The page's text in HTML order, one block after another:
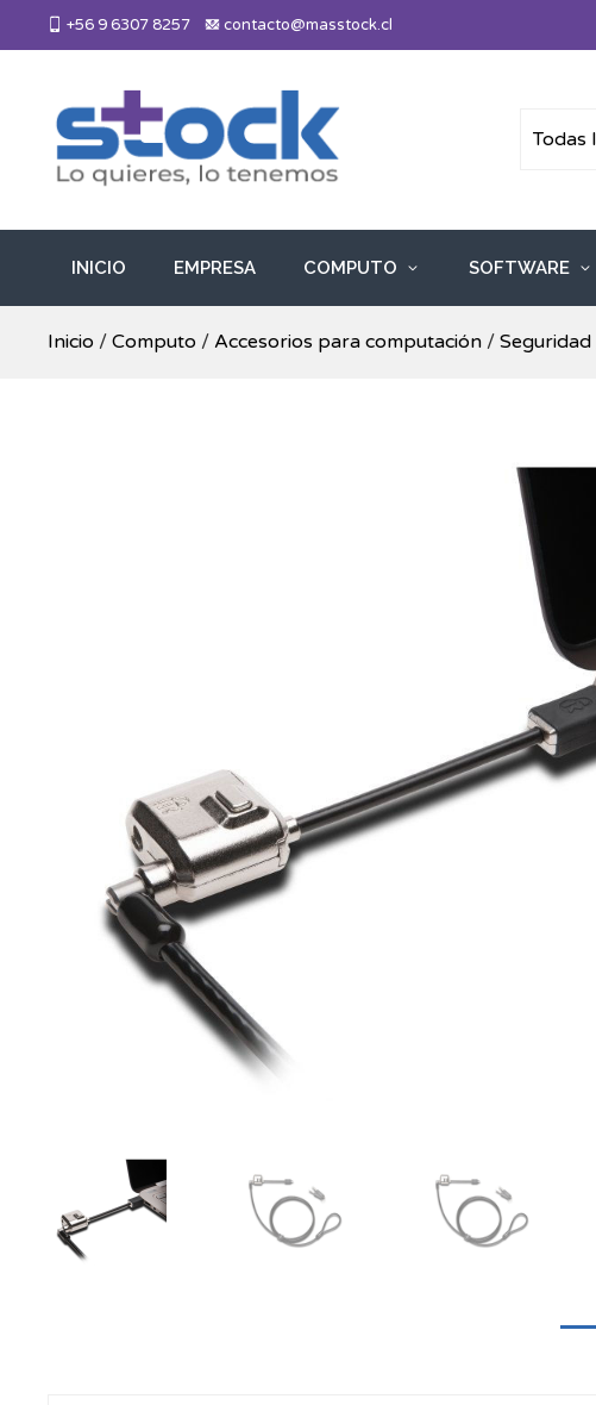
+56 9 6307 8257 contacto@masstock.cl
Más Stock
INICIO EMPRESA COMPUTO SOFTWARE
Inicio / Computo / Accesorios para computación / Seguridad